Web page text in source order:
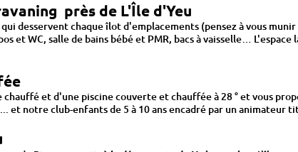
près de L'Île d'Yeu
desservent chaque îlot d'emplacements (pensez à vous
et WC, salle de bains bébé et PMR, bacs à vaisselle…
et d'une piscine couverte et chauffée à 28 ° et vous
et notre club-enfants de 5 à 10 ans encadré par un animateur